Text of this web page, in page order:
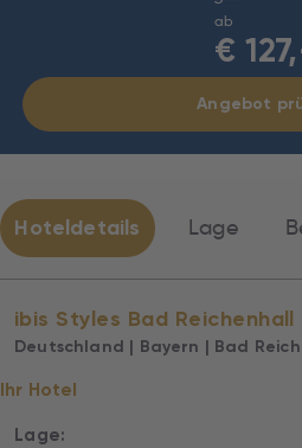
ab
€
Angebot
Hoteldetails Lage
ibis Styles Bad Reichenhall
Deutschland | Bayern | Bad
Ihr Hotel
Lage: